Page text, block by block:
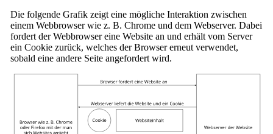
Die folgende Grafik zeigt eine mögliche Interaktion zwischen
einem Webbrowser wie z. B. Chrome und dem Webserver. Dabei
fordert der Webbrowser eine Website an und erhält vom Server
ein Cookie zurück, welches der Browser erneut verwendet,
sobald eine andere Seite angefordert wird.